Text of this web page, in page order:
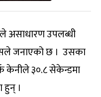
असाधारण उपलब्धी
जनाएको छ । उसका
केनीले ३०.८ सेकेन्डमा
हुन् ।